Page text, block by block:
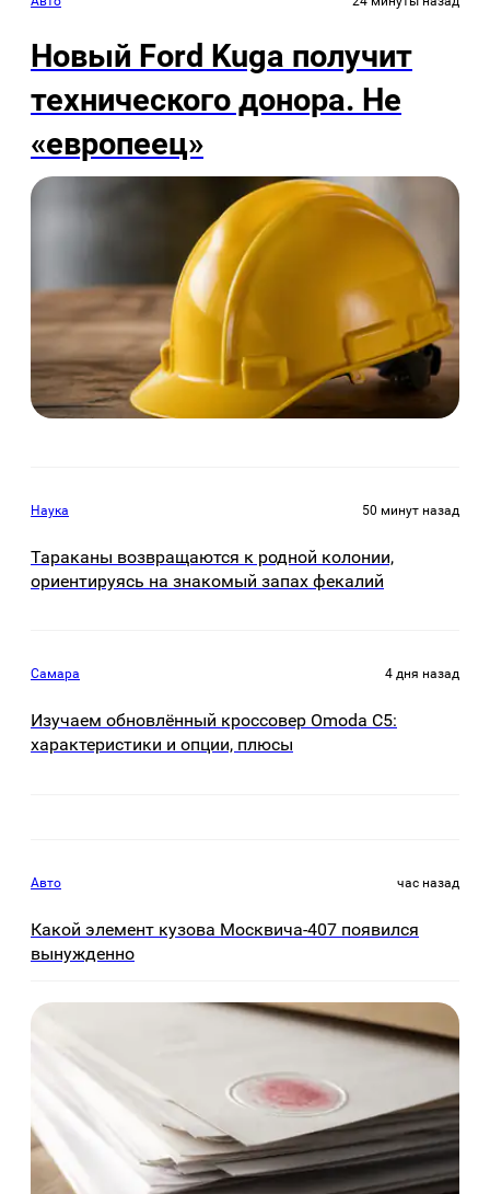
Новый Ford Kuga получит
технического донора. Не
«европеец»
Наука 50 минут назад
Тараканы возвращаются к родной колонии,
ориентируясь на знакомый запах фекалий
Самара 4 дня назад
Изучаем обновлённый кроссовер Omoda C5:
характеристики и опции, плюсы
Авто час назад
Какой элемент кузова Москвича-407 появился
вынужденно